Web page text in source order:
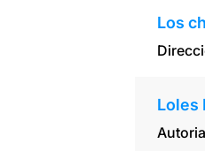
Los
Loles
Autoria